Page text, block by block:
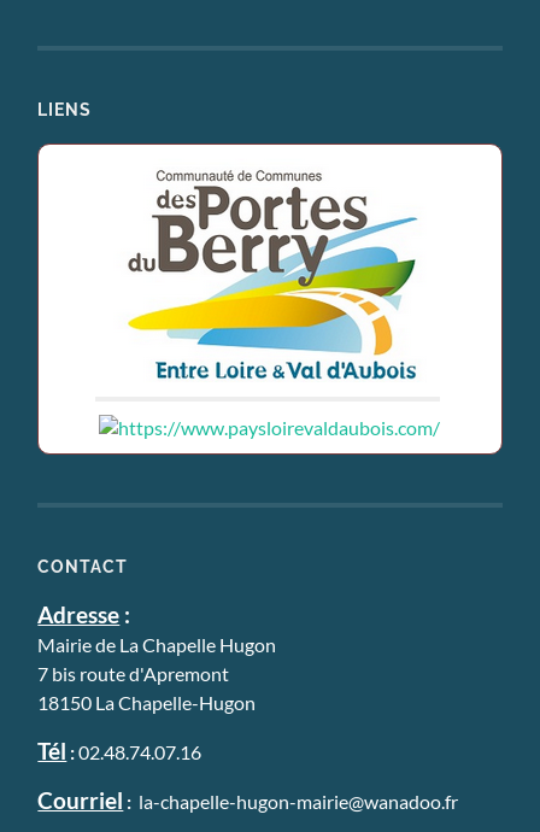
LIENS
CONTACT
Adresse :
Mairie de La Chapelle Hugon
7 bis route d'Apremont
18150 La Chapelle-Hugon
Tél :02.48.74.07.16
Courriel : la-chapelle-hugon-mairie@wanadoo.fr